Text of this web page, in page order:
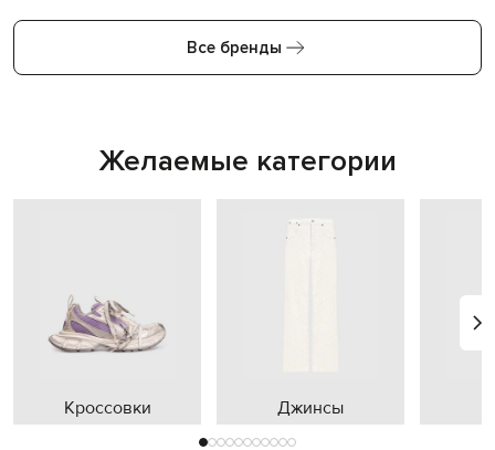
Все бренды
Желаемые категории
Кроссовки Джинсы